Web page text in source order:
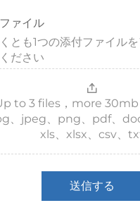
ァイル
とも1つの添付ファイル
ださい
to 3 files，more
、jpeg、png、pdf、doc
xls、xlsx、csv、
送信する